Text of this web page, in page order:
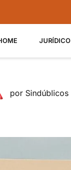
JURÍDICO
por Sindúblicos